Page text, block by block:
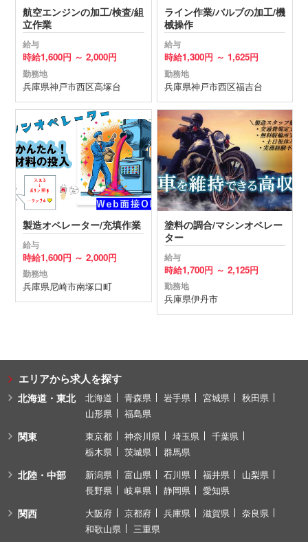
航空エンジンの加工/検査/組
立作業
給与
時給1,600円 ～ 2,000円
勤務地
兵庫県神戸市西区高塚台
ライン作業/バルブの加工/機
械操作
給与
時給1,300円 ～ 1,625円
勤務地
兵庫県神戸市西区福吉台
製造オペレーター/充填作業
給与
時給1,600円 ～ 2,000円
勤務地
兵庫県尼崎市南塚口町
塗料の調合/マシンオペレー
ター
給与
時給1,700円 ～ 2,125円
勤務地
兵庫県伊丹市
エリアから求人を探す
北海道・東北 北海道 青森県 岩手県 宮城県
秋田県
山形県
福島県
関東 東京都 神奈川県 埼玉県
千葉県
栃木県
茨城県 群馬県
北陸・中部 新潟県 富山県 石川県 福井県
山梨県
長野県
岐阜県 静岡県 愛知県
関西 大阪府 京都府 兵庫県 滋賀県
奈良県
和歌山県
三重県